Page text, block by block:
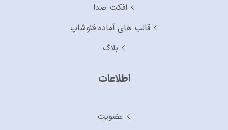
افکت صدا
قالب های آماده فتوشاپ
بلاگ
اطلاعات
عضویت